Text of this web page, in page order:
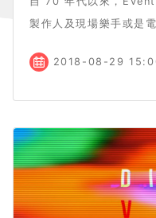
製作人及現場樂手或是
2018-08-29